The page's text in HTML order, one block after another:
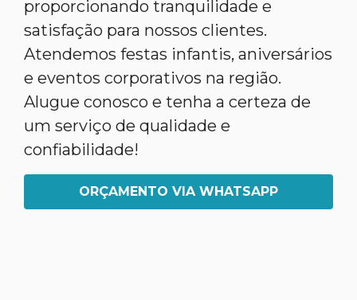
proporcionando tranquilidade e
satisfação para nossos clientes.
Atendemos festas infantis, aniversários
e eventos corporativos na região.
Alugue conosco e tenha a certeza de
um serviço de qualidade e
confiabilidade!
ORÇAMENTO VIA WHATSAPP